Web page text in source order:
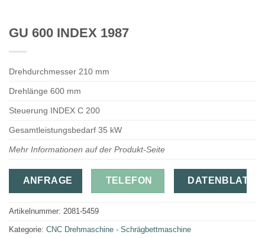
GU 600 INDEX 1987
Drehdurchmesser 210 mm
Drehlänge 600 mm
Steuerung INDEX C 200
Gesamtleistungsbedarf 35 kW
Mehr Informationen auf der Produkt-Seite
ANFRAGE TELEFON DATENBLATT
Artikelnummer: 2081-5459
Kategorie: CNC Drehmaschine - Schrägbettmaschine